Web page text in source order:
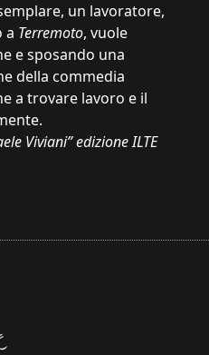
un lavoratore,
a Terremoto, vuole
e sposando una
della commedia
a trovare lavoro e il
Viviani” edizione ILTE